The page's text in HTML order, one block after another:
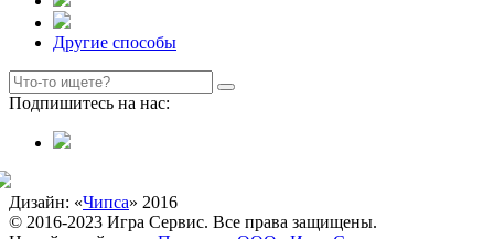
Другие способы
Подпишитесь на нас:
Дизайн: «Чипса» 2016
© 2016-2023 Игра Сервис. Все права защищены.